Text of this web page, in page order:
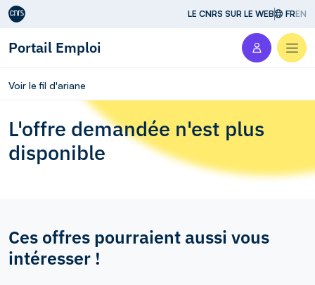
Aller au contenu LE CNRS SUR LE WEB FREN
Portail Emploi
Voir le fil d'ariane
L'offre demandée n'est plus
disponible
Ces offres pourraient aussi vous
intéresser !